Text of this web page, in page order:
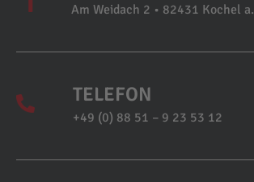
Am Weidach 2 • 82431 Kochel
TELEFON
+49 (0) 88 51 – 9 23 53 12